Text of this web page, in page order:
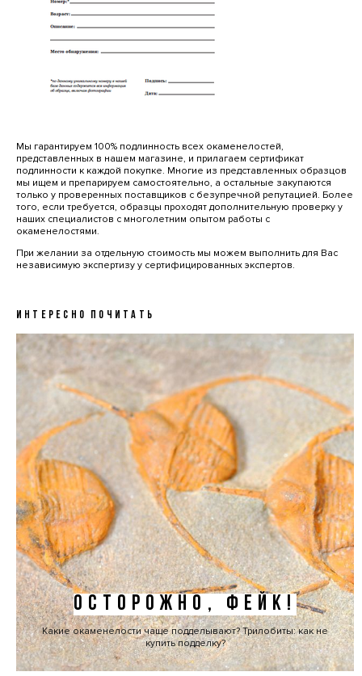
Мы гарантируем 100% подлинность всех окаменелостей,
представленных в нашем магазине, и прилагаем сертификат
подлинности к каждой покупке. Многие из представленных образцов
мы ищем и препарируем самостоятельно, а остальные закупаются
только у проверенных поставщиков с безупречной репутацией. Более
того, если требуется, образцы проходят дополнительную проверку у
наших специалистов с многолетним опытом работы с
окаменелостями.
При желании за отдельную стоимость мы можем выполнить для Вас
независимую экспертизу у сертифицированных экспертов.
ИНТЕРЕСНО ПОЧИТАТЬ
ОСТОРОЖНО, ФЕЙК!
Какие окаменелости чаще подделывают? Трилобиты: как не
купить подделку?